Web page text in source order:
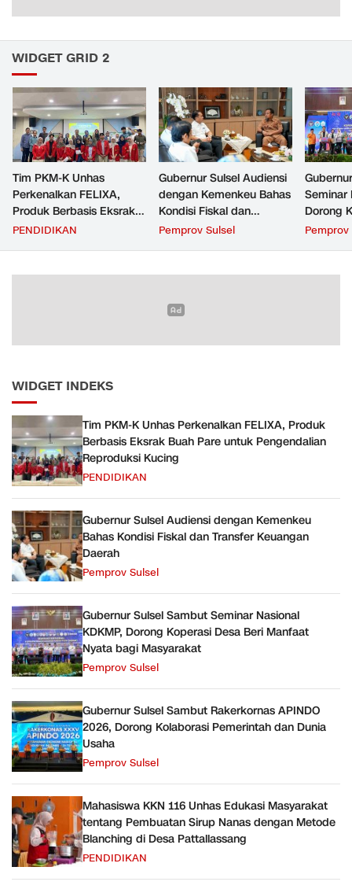
WIDGET GRID 2
Tim PKM-K Unhas
Perkenalkan FELIXA,
Produk Berbasis Eksrak
Buah Pare untuk
PENDIDIKAN
Gubernur Sulsel Audiensi
dengan Kemenkeu Bahas
Kondisi Fiskal dan
Transfer Keuangan
Pemprov Sulsel
Seminar
Dorong
Beri
Pemprov
WIDGET INDEKS
Tim PKM-K Unhas Perkenalkan FELIXA, Produk
Berbasis Eksrak Buah Pare untuk Pengendalian
Reproduksi Kucing
PENDIDIKAN
Gubernur Sulsel Audiensi dengan Kemenkeu
Bahas Kondisi Fiskal dan Transfer Keuangan
Daerah
Pemprov Sulsel
Gubernur Sulsel Sambut Seminar Nasional
KDKMP, Dorong Koperasi Desa Beri Manfaat
Nyata bagi Masyarakat
Pemprov Sulsel
Gubernur Sulsel Sambut Rakerkornas APINDO
2026, Dorong Kolaborasi Pemerintah dan Dunia
Usaha
Pemprov Sulsel
Mahasiswa KKN 116 Unhas Edukasi Masyarakat
tentang Pembuatan Sirup Nanas dengan Metode
Blanching di Desa Pattallassang
PENDIDIKAN